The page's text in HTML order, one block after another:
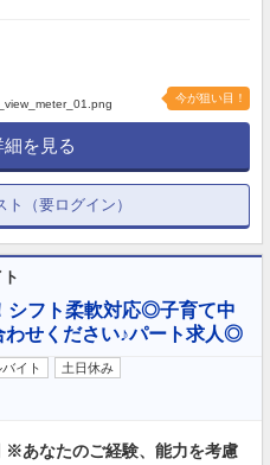
今が狙い目！
を見る
ト（要ログイン）
シフト柔軟対応◎子育て中
わせください♪パート求人◎
イト
土日休み
※あなたのご経験、能力を考慮